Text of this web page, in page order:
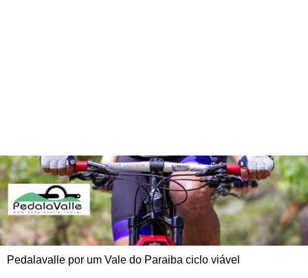
Pedalavalle por um Vale do Paraiba ciclo viável